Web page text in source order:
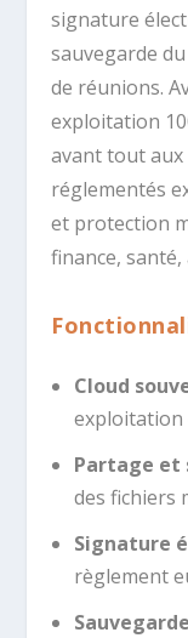
signature
sauvegarde
de réunions.
exploitation
avant tout aux
réglementés
et protection
finance,
Cloud
exploitation
Partage et
des fichiers
Signature
règlement